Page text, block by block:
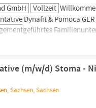
GmbH Vollzeit
Dynafit & Pomoca
technische
eigene Marken: Salewa,
LaMunt. Als
(m/w/d) Stoma -
Sachsen, Sachsen